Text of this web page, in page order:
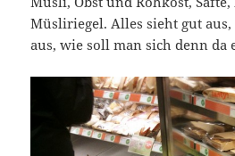
Müsliriegel. Alles sieht gut
aus, wie soll man sich denn da